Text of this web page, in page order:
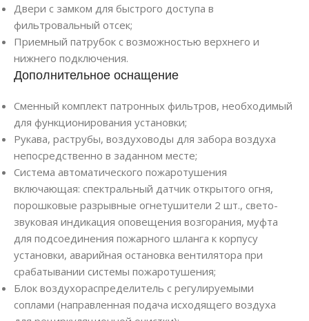
Двери с замком для быстрого доступа в
фильтровальный отсек;
Приемный патрубок с возможностью верхнего и
нижнего подключения.
Дополнительное оснащение
Сменный комплект патронных фильтров, необходимый
для функционирования установки;
Рукава, раструбы, воздуховоды для забора воздуха
непосредственно в заданном месте;
Система автоматического пожаротушения
включающая: спектральный датчик открытого огня,
порошковые разрывные огнетушители 2 шт., свето-
звуковая индикация оповещения возгорания, муфта
для подсоединения пожарного шланга к корпусу
установки, аварийная остановка вентилятора при
срабатывании системы пожаротушения;
Блок воздухораспределитель с регулируемыми
соплами (направленная подача исходящего воздуха